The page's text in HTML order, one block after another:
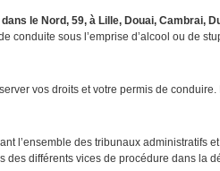
le Nord, 59, à Lille, Douai, Cambrai,
conduite sous l’emprise d’alcool ou de
vos droits et votre permis de conduire.
l’ensemble des tribunaux administratifs et
des différents vices de procédure dans la